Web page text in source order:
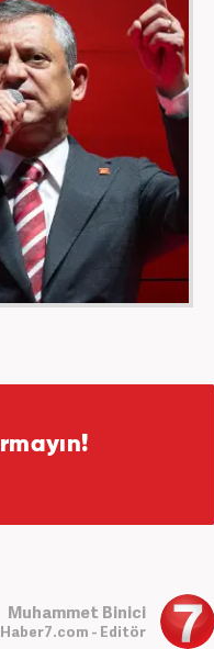
Muhammet Binici
Haber7.com - Editör